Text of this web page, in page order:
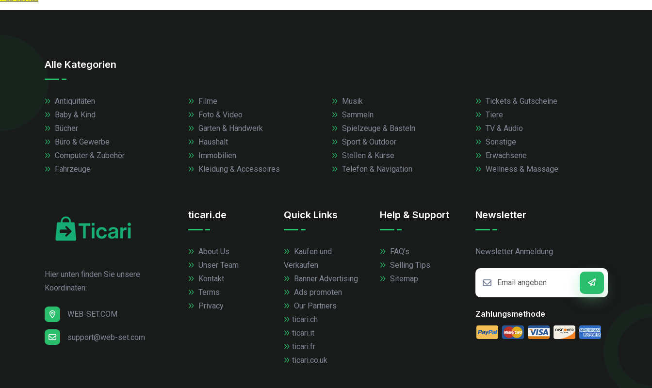
Alle Kategorien
Antiquitäten
Baby & Kind
Bücher
Büro & Gewerbe
Computer & Zubehör
Fahrzeuge
Filme
Foto & Video
Garten & Handwerk
Haushalt
Immobilien
Kleidung & Accessoires
Musik
Sammeln
Spielzeuge & Basteln
Sport & Outdoor
Stellen & Kurse
Telefon & Navigation
Tickets & Gutscheine
Tiere
TV & Audio
Sonstige
Erwachsene
Wellness & Massage
Hier unten finden Sie unsere
Koordinaten:
WEB-SET.COM
support@web-set.com
ticari.de
About Us
Unser Team
Kontakt
Terms
Privacy
Quick Links
Kaufen und
Verkaufen
Banner Advertising
Ads promoten
Our Partners
ticari.ch
ticari.it
ticari.fr
ticari.co.uk
Help & Support
FAQ's
Selling Tips
Sitemap
Newsletter
Newsletter Anmeldung
Zahlungsmethode